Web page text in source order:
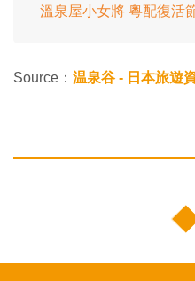
溫泉屋小女將 粵配復活
Source： 温泉谷 - 日本旅遊